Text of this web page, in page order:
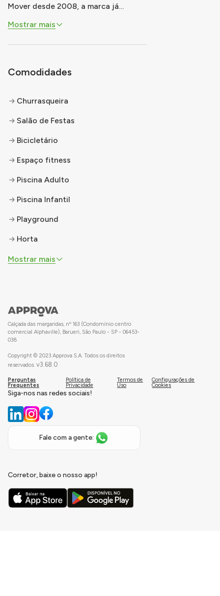
Mover desde 2008, a marca já
unidades em mais de 120 municípios
Carlos. Um...
Mostrar mais
Comodidades
Churrasqueira
Salão de Festas
Bicicletário
Espaço fitness
Piscina Adulto
Piscina Infantil
Playground
Horta
Mostrar mais
Calçada das margaridas, nº 163 (Condomínio centro
comercial Alphaville), Barueri, São Paulo - SP - 06453-
038
Copyright © 2023 Approva S.A. Todos os direitos
reservados. v3.68.0
Perguntas
Frequentes
Política de
Privacidade
Termos de
Uso
Configurações de
Cookies
Siga-nos nas redes sociais!
Fale com a gente:
Corretor, baixe o nosso app!